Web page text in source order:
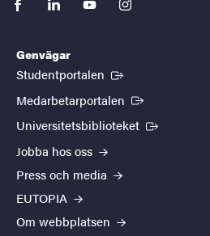
facebooklinkedinyoutubeinstagram
Genvägar
Studentportalen (Extern länk)
Medarbetarportalen (Extern länk)
Universitetsbiblioteket (Extern länk)
Jobba hos oss
Press och media
EUTOPIA
Om webbplatsen